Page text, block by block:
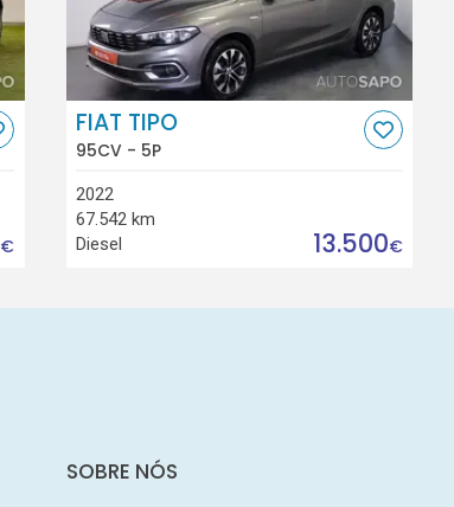
€
FIAT TIPO
95CV - 5P
2022
67.542 km
Diesel
13.500€
SOBRE NÓS